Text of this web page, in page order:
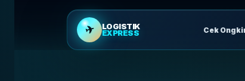
✈ LOGISTIK
EXPRESS Cek